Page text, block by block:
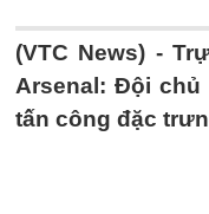
(VTC News) -
Arsenal: Đội
tấn công đặc